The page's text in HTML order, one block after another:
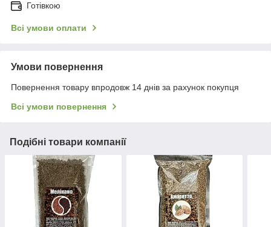
Готівкою
Всі умови оплати
Умови повернення
Повернення товару впродовж 14 днів за рахунок покупця
Всі умови повернення
Подібні товари компанії